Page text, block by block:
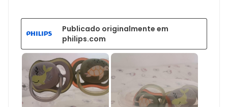
Publicado originalmente em
philips.com